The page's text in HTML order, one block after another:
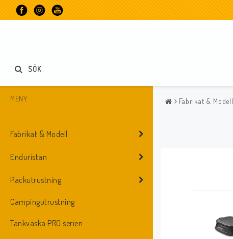
SÖK
MENY
Fabrikat & Modell
Enduristan
Packutrustning
Campingutrustning
Tankväska PRO serien
Fabrikat & Modell